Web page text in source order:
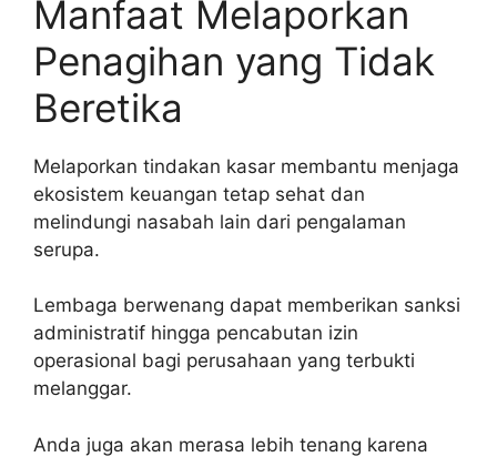
Manfaat Melaporkan
Penagihan yang Tidak
Beretika
Melaporkan tindakan kasar membantu menjaga
ekosistem keuangan tetap sehat dan
melindungi nasabah lain dari pengalaman
serupa.
Lembaga berwenang dapat memberikan sanksi
administratif hingga pencabutan izin
operasional bagi perusahaan yang terbukti
melanggar.
Anda juga akan merasa lebih tenang karena